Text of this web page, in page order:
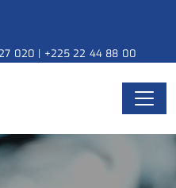
020 | +225 22 44 88 00